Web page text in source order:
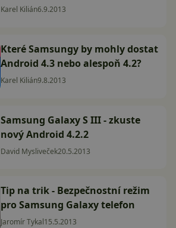
Karel Kilián6.9.2013
Které Samsungy by mohly dostat
Android 4.3 nebo alespoň 4.2?
Karel Kilián9.8.2013
Samsung Galaxy S III - zkuste
nový Android 4.2.2
David Mysliveček20.5.2013
Tip na trik - Bezpečnostní režim
pro Samsung Galaxy telefon
Jaromír Tykal15.5.2013